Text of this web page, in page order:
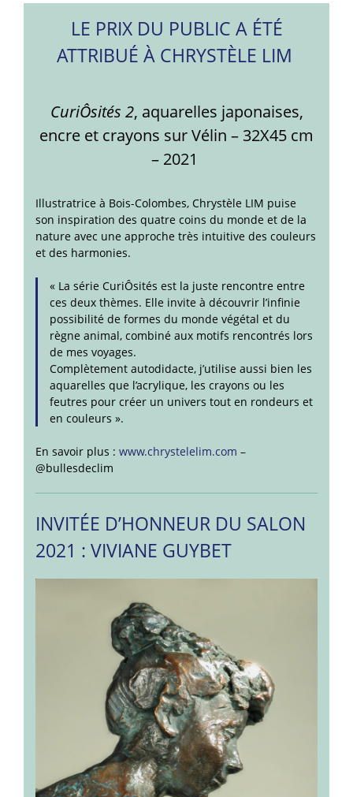
LE PRIX DU PUBLIC A ÉTÉ
ATTRIBUÉ À CHRYSTÈLE LIM
CuriÔsités 2, aquarelles japonaises,
encre et crayons sur Vélin – 32X45 cm
– 2021
Illustratrice à Bois-Colombes, Chrystèle LIM puise
son inspiration des quatre coins du monde et de la
nature avec une approche très intuitive des couleurs
et des harmonies.
« La série CuriÔsités est la juste rencontre entre
ces deux thèmes. Elle invite à découvrir l’infinie
possibilité de formes du monde végétal et du
règne animal, combiné aux motifs rencontrés lors
de mes voyages.
Complètement autodidacte, j’utilise aussi bien les
aquarelles que l’acrylique, les crayons ou les
feutres pour créer un univers tout en rondeurs et
en couleurs ».
En savoir plus : www.chrystelelim.com –
@bullesdeclim
INVITÉE D’HONNEUR DU SALON
2021 : VIVIANE GUYBET